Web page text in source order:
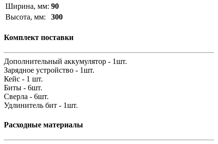
Ширина, мм: 90
Высота, мм:
300
Комплект поставки
Дополнительный аккумулятор - 1шт.
Зарядное устройство - 1шт.
Кейс - 1 шт.
Биты - 6шт.
Сверла - 6шт.
Удлинитель бит - 1шт.
Расходные материалы